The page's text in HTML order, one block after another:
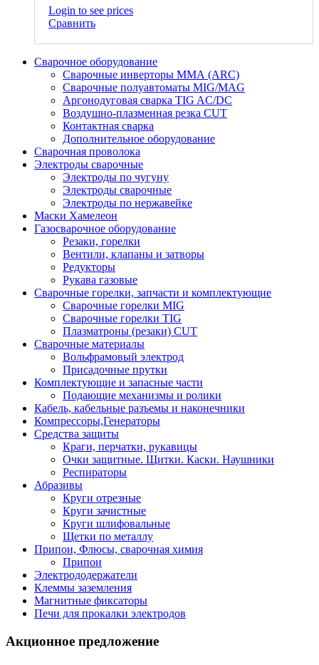
Login to see prices
Сравнить
Сварочное оборудование
Сварочные инверторы ММА (ARC)
Сварочные полуавтоматы MIG/MAG
Аргонодуговая сварка TIG AC/DC
Воздушно-плазменная резка CUT
Контактная сварка
Дополнительное оборудование
Сварочная проволока
Электроды сварочные
Электроды по чугуну
Электроды сварочные
Электроды по нержавейке
Маски Хамелеон
Газосварочное оборудование
Резаки, горелки
Вентили, клапаны и затворы
Редукторы
Рукава газовые
Сварочные горелки, запчасти и комплектующие
Сварочные горелки MIG
Сварочные горелки TIG
Плазматроны (резаки) CUT
Сварочные материалы
Вольфрамовый электрод
Присадочные прутки
Комплектующие и запасные части
Подающие механизмы и ролики
Кабель, кабельные разъемы и наконечники
Компрессоры,Генераторы
Средства защиты
Краги, перчатки, рукавицы
Очки защитные. Щитки. Каски. Наушники
Респираторы
Абразивы
Круги отрезные
Круги зачистные
Круги шлифовальные
Щетки по металлу
Припои, Флюсы, сварочная химия
Припои
Электрододержатели
Клеммы заземления
Магнитные фиксаторы
Печи для прокалки электродов
Акционное предложение